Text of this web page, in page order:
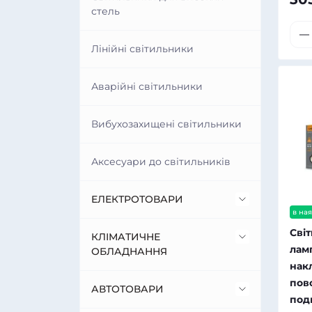
стель
Лінійні світильники
Аварійні світильники
Вибухозахищені світильники
Аксесуари до світильників
ЕЛЕКТРОТОВАРИ
Автоматика
КЛІМАТИЧНЕ
ОБЛАДНАННЯ
Газові обігрівачі
АВТОТОВАРИ
в